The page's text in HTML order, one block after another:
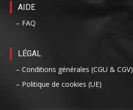
AIDE
– FAQ
LÉGAL
– Conditions générales (CGU & CGV)
– Politique de cookies (UE)